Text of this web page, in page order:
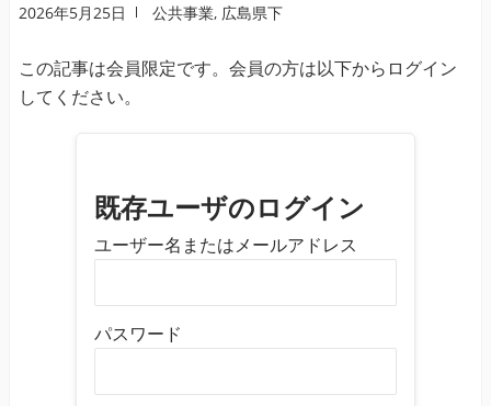
プ2026年5月25日 公共事業, 広島県下
この記事は会員限定です。会員の方は以下からログイン
してください。
既存ユーザのログイン
ユーザー名またはメールアドレス
パスワード